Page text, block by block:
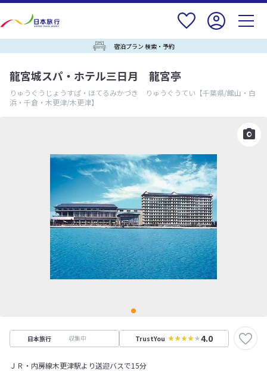
宿泊プラン 検索・予約
龍宮城スパ・ホテル三日月 龍宮亭
りゅうぐうじょうすぱ・ほてるみかづき りゅうぐうてい 【千葉県/館山・白
浜・千倉・木更津/木更津】
日本旅行 収集中 TrustYou 4.0
ＪＲ・内房線木更津駅より送迎バスで15分